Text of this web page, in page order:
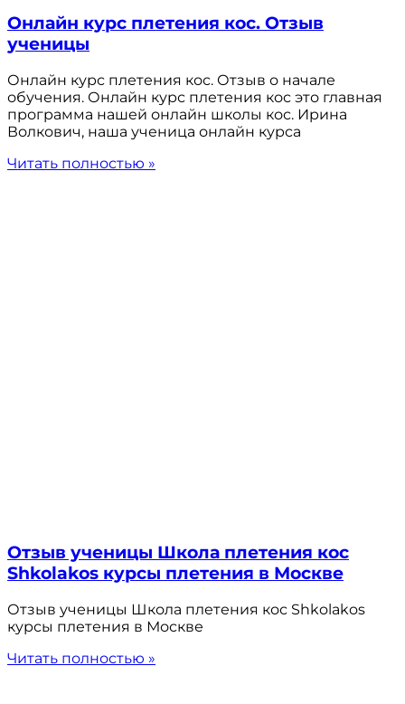
Онлайн курс плетения кос. Отзыв
ученицы
Онлайн курс плетения кос. Отзыв о начале
обучения. Онлайн курс плетения кос это главная
программа нашей онлайн школы кос. Ирина
Волкович, наша ученица онлайн курса
Читать полностью »
Отзыв ученицы Школа плетения кос
Shkolakos курсы плетения в Москве
Отзыв ученицы Школа плетения кос Shkolakos
курсы плетения в Москве
Читать полностью »